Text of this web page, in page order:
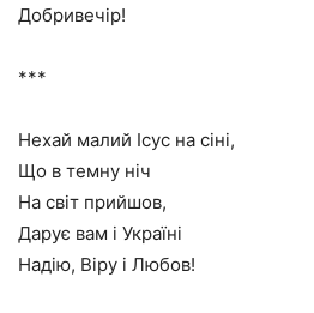
Добривечір!
***
Нехай малий Ісус на сіні,
Що в темну ніч
На світ прийшов,
Дарує вам і Україні
Надію, Віру і Любов!